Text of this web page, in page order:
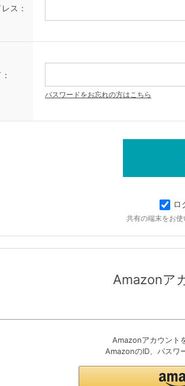
ス：
パスワードをお忘れの方はこちら
ロ
共有の端末をお
Amazonア
Amazonアカウント
AmazonのID、パスワ